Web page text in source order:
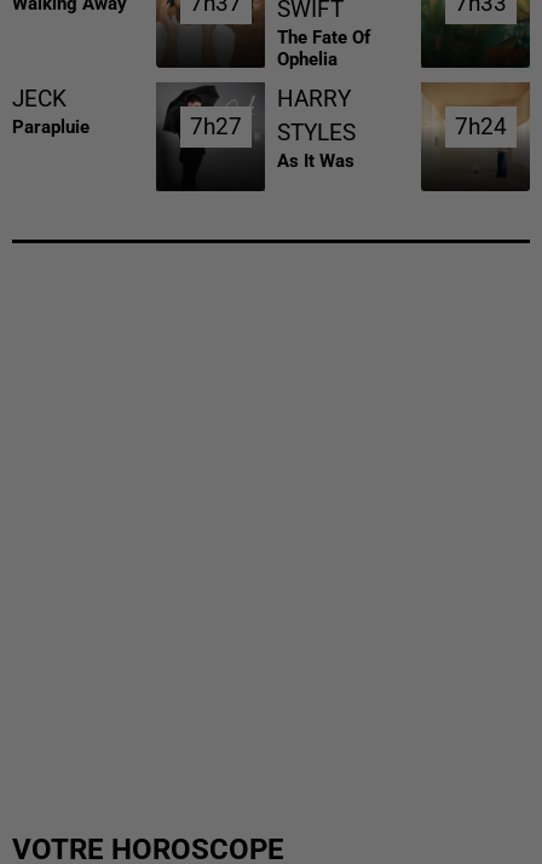
SWIFT
The Fate Of
Ophelia
JECK
Parapluie 7h27
7h27
HARRY
STYLES
As It Was
7h24
7h24
VOTRE HOROSCOPE